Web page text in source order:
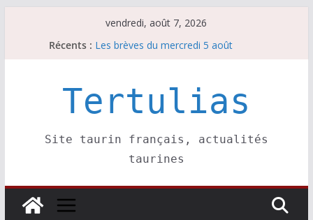
vendredi, août 7, 2026
Récents : Les brèves du mercredi 5 août
Escalafón 2026 – novilleros –
Les brèves du jeudi 6 août
Tertulias
Site taurin français, actualités
taurines